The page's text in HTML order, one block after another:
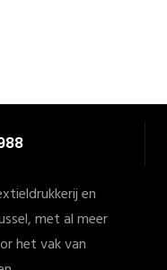
en
met al meer
het vak van